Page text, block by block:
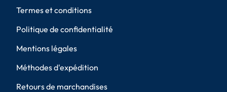
Termes et conditions
Politique de confidentialité
Mentions légales
Méthodes d'expédition
Retours de marchandises